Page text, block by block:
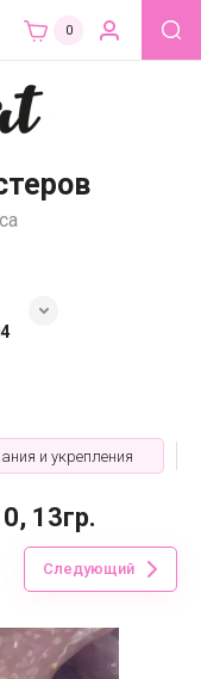
0
и укрепления
13гр.
Следующий